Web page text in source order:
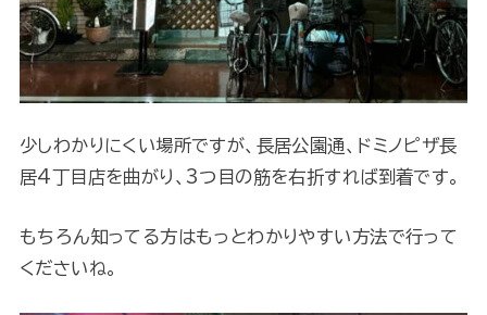
少しわかりにくい場所ですが、長居公園通、ドミノピザ長
居4丁目店を曲がり、3つ目の筋を右折すれば到着です。
もちろん知ってる方はもっとわかりやすい方法で行って
くださいね。